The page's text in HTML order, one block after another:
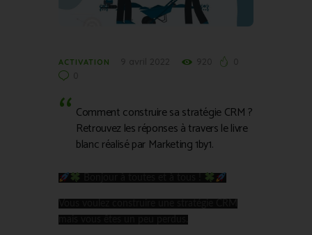
ACTIVATION
Comment construire sa stratégie CRM ?
Retrouvez les réponses à travers le livre
blanc réalisé par Marketing 1by1.